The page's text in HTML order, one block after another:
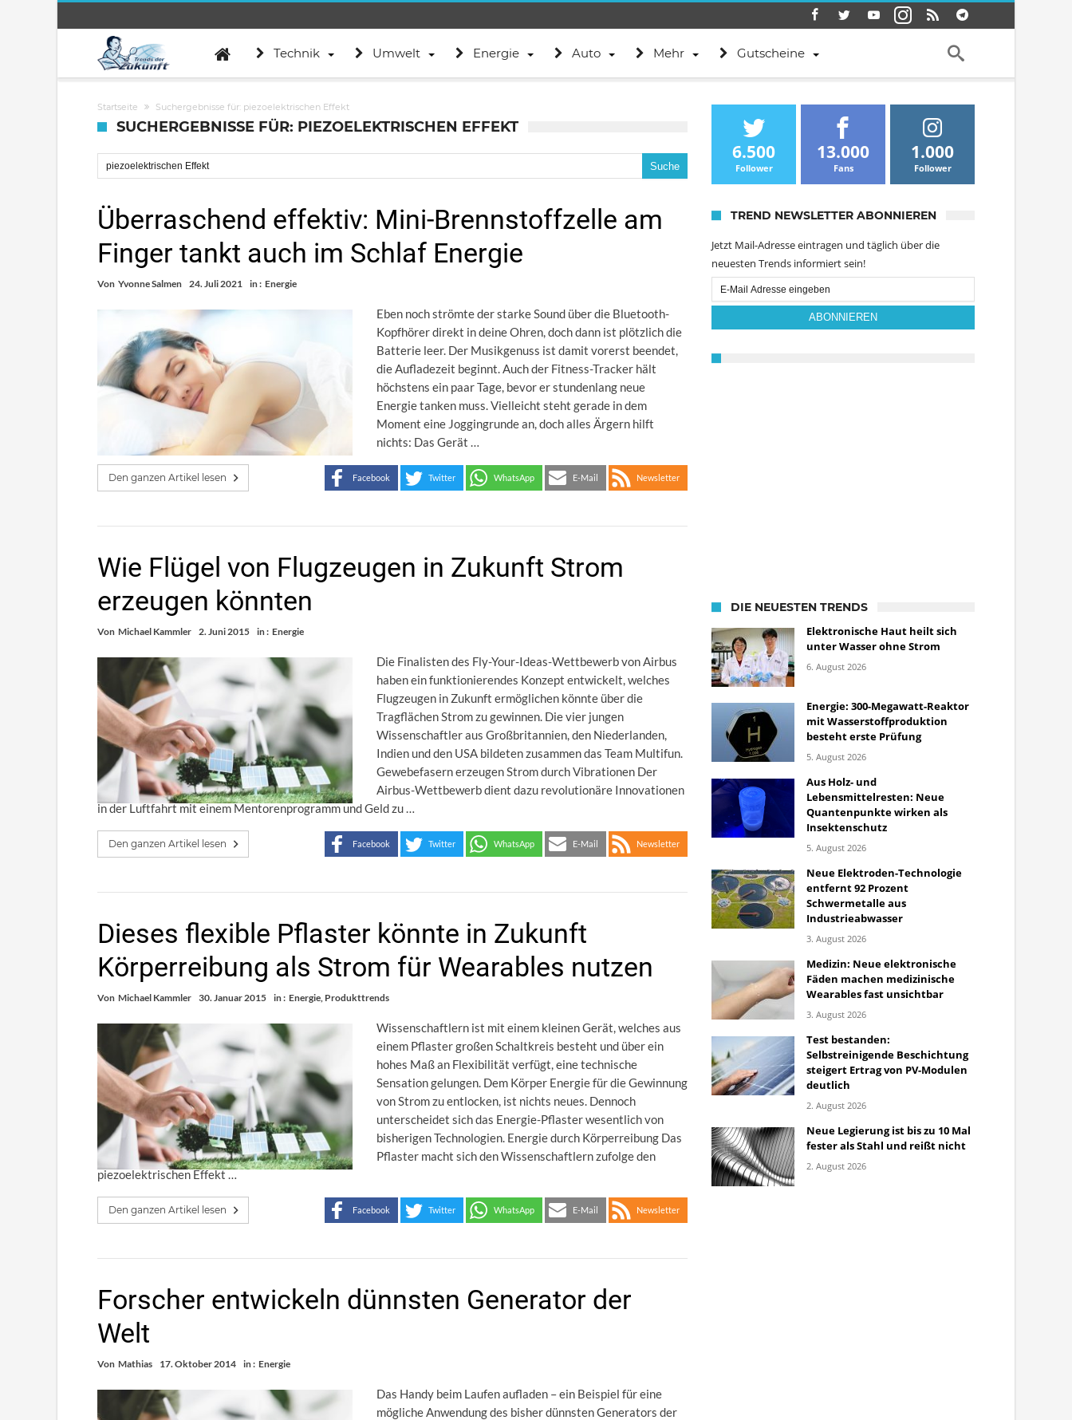
Technik Umwelt Energie Auto Mehr Gutscheine
Startseite Suchergebnisse für: piezoelektrischen Effekt
SUCHERGEBNISSE FÜR: PIEZOELEKTRISCHEN EFFEKT
Suche nach:
Überraschend effektiv: Mini-Brennstoffzelle am
Finger tankt auch im Schlaf Energie
Von Yvonne Salmen 24. Juli 2021 in : Energie
Eben noch strömte der starke Sound über die Bluetooth-
Kopfhörer direkt in deine Ohren, doch dann ist plötzlich die
Batterie leer. Der Musikgenuss ist damit vorerst beendet,
die Aufladezeit beginnt. Auch der Fitness-Tracker hält
höchstens ein paar Tage, bevor er stundenlang neue
Energie tanken muss. Vielleicht steht gerade in dem
Moment eine Joggingrunde an, doch alles Ärgern hilft
nichts: Das Gerät …
Den ganzen Artikel lesen Facebook Twitter WhatsApp E-Mail Newsletter
Wie Flügel von Flugzeugen in Zukunft Strom
erzeugen könnten
Von Michael Kammler 2. Juni 2015 in : Energie
Die Finalisten des Fly-Your-Ideas-Wettbewerb von Airbus
haben ein funktionierendes Konzept entwickelt, welches
Flugzeugen in Zukunft ermöglichen könnte über die
Tragflächen Strom zu gewinnen. Die vier jungen
Wissenschaftler aus Großbritannien, den Niederlanden,
Indien und den USA bildeten zusammen das Team Multifun.
Gewebefasern erzeugen Strom durch Vibrationen Der
Airbus-Wettbewerb dient dazu revolutionäre Innovationen
in der Luftfahrt mit einem Mentorenprogramm und Geld zu …
Den ganzen Artikel lesen Facebook Twitter WhatsApp E-Mail Newsletter
Dieses flexible Pflaster könnte in Zukunft
Körperreibung als Strom für Wearables nutzen
Von Michael Kammler 30. Januar 2015 in : Energie, Produkttrends
Wissenschaftlern ist mit einem kleinen Gerät, welches aus
einem Pflaster großen Schaltkreis besteht und über ein
hohes Maß an Flexibilität verfügt, eine technische
Sensation gelungen. Dem Körper Energie für die Gewinnung
von Strom zu entlocken, ist nichts neues. Dennoch
unterscheidet sich das Energie-Pflaster wesentlich von
bisherigen Technologien. Energie durch Körperreibung Das
Pflaster macht sich den Wissenschaftlern zufolge den
piezoelektrischen Effekt …
Den ganzen Artikel lesen Facebook Twitter WhatsApp E-Mail Newsletter
Forscher entwickeln dünnsten Generator der
Welt
Von Mathias 17. Oktober 2014 in : Energie
Das Handy beim Laufen aufladen – ein Beispiel für eine
mögliche Anwendung des bisher dünnsten Generators der
6.500
Follower
13.000
Fans
1.000
Follower
TREND NEWSLETTER ABONNIEREN
Jetzt Mail-Adresse eintragen und täglich über die
neuesten Trends informiert sein!
Email
Subscription
ABONNIEREN
DIE NEUESTEN TRENDS
Elektronische Haut heilt sich
unter Wasser ohne Strom
6. August 2026
Energie: 300-Megawatt-Reaktor
mit Wasserstoffproduktion
besteht erste Prüfung
5. August 2026
Aus Holz- und
Lebensmittelresten: Neue
Quantenpunkte wirken als
Insektenschutz
5. August 2026
Neue Elektroden-Technologie
entfernt 92 Prozent
Schwermetalle aus
Industrieabwasser
3. August 2026
Medizin: Neue elektronische
Fäden machen medizinische
Wearables fast unsichtbar
3. August 2026
Test bestanden:
Selbstreinigende Beschichtung
steigert Ertrag von PV-Modulen
deutlich
2. August 2026
Neue Legierung ist bis zu 10 Mal
fester als Stahl und reißt nicht
2. August 2026